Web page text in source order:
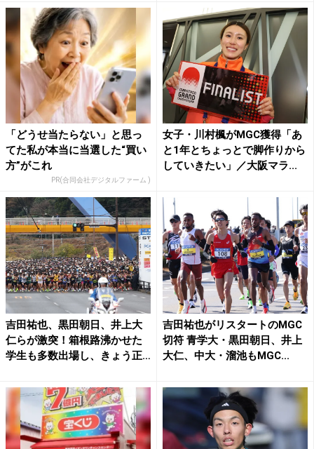
「どうせ当たらない」と思っ
てた私が本当に当選した“買い
方”がこれ
PR(合同会社デジタルファーム )
女子・川村楓がMGC獲得「あ
と1年とちょっとで脚作りから
していきたい」／大阪マラ...
吉田祐也、黒田朝日、井上大
仁らが激突！箱根路沸かせた
学生も多数出場し、きょう正
吉田祐也がリスタートのMGC
切符 青学大・黒田朝日、井上
大仁、中大・溜池もMGC...